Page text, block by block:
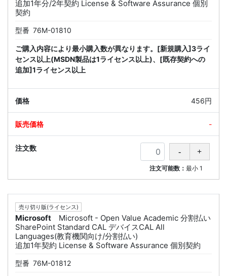
追加1年分/2年契約 License & Software Assurance 個別
契約
型番 76M-01810
ご購入内容により最小購入数が異なります。[新規購入]3ライ
センス以上(MSDN製品は1ライセンス以上)、[既存契約への
追加]1ライセンス以上
456円
-
注文可能数：最小 1
売り切り版(ライセンス)
Microsoft
Microsoft - Open Value Academic 分割払い
SharePoint Standard CAL デバイスCAL All
Languages(教育機関向け/分割払い)
追加1年契約 License & Software Assurance 個別契約
型番 76M-01812